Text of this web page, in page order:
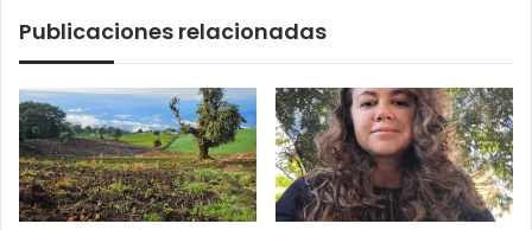
Publicaciones relacionadas